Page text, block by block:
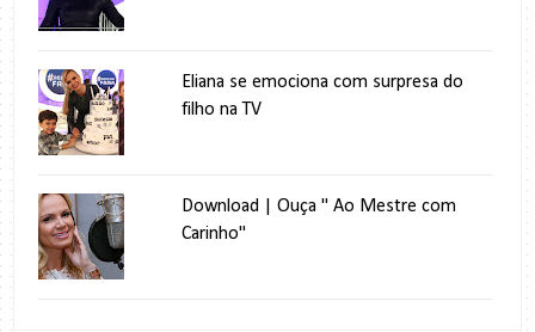
Eliana se emociona com surpresa do
filho na TV
Download | Ouça " Ao Mestre com
Carinho"